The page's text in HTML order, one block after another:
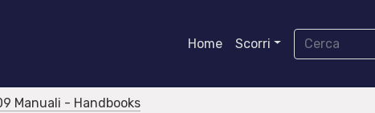
Home Scorri
Manuali - Handbooks